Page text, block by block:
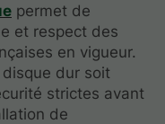
permet de
et respect des
en vigueur.
dur soit
strictes avant
de